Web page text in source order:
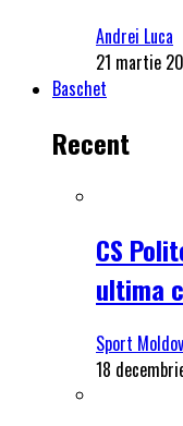
Andrei Luca
21 martie
Baschet
Recent
CS
ultima
Sport
18